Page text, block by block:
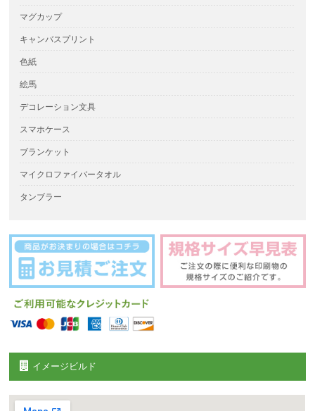
マグカップ
キャンバスプリント
色紙
絵馬
デコレーション文具
スマホケース
ブランケット
マイクロファイバータオル
タンブラー
イメージビルド